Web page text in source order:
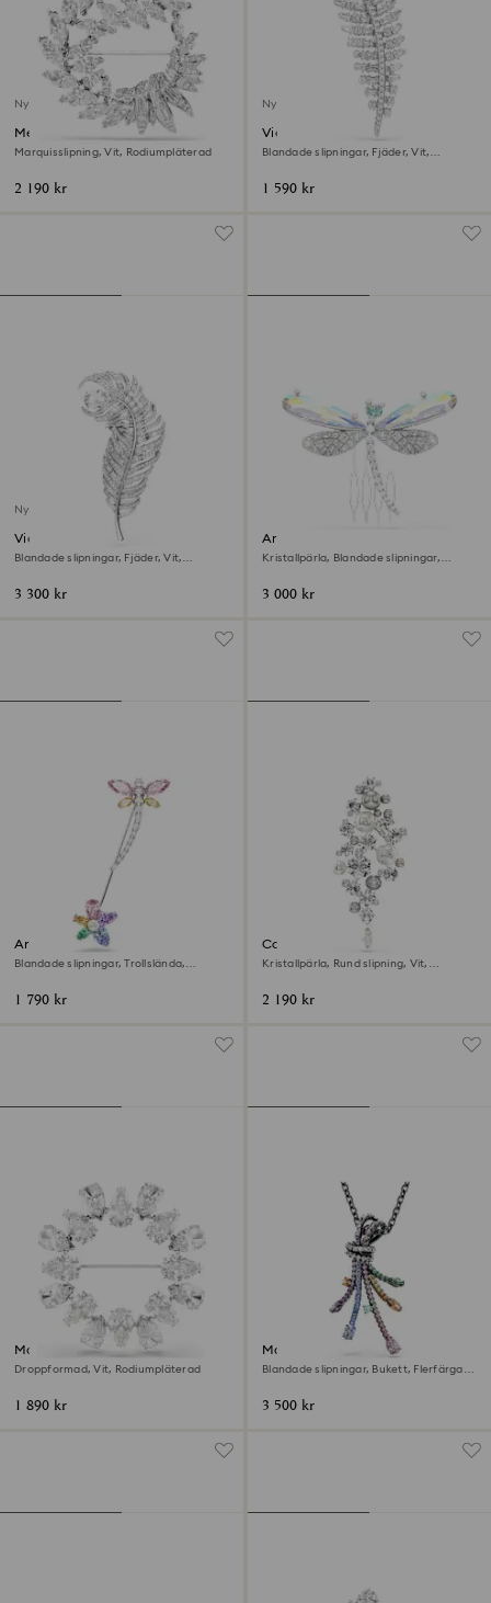
Ny
Mesmera Brosch
Marquisslipning, Vit, Rodiumpläterad
2 190 kr
Ny
Vienna Brosch
Blandade slipningar, Fjäder, Vit,
1 590 kr
Ny
Vienna Brosch
Blandade slipningar, Fjäder, Vit,
3 300 kr
Ariana Grande x Swarovski
Brosch och håraccessoar
Kristallpärla, Blandade slipningar,
3 000 kr
Ariana Grande x Swarovski
Brosch
Blandade slipningar, Trollslända,
1 790 kr
Constella Brosch
Kristallpärla, Rund slipning, Vit,
2 190 kr
Matrix Brosch
Droppformad, Vit, Rodiumpläterad
1 890 kr
Matrix Hänge och brosch
Blandade slipningar, Bukett, Flerfärgad,
3 500 kr